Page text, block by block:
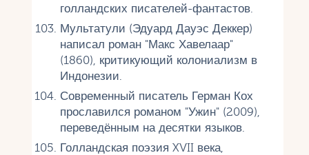
голландских писателей-фантастов.
Мультатули (Эдуард Дауэс Деккер)
написал роман "Макс Хавелаар"
(1860), критикующий колониализм в
Индонезии.
Современный писатель Герман Кох
прославился романом "Ужин" (2009),
переведённым на десятки языков.
Голландская поэзия XVII века,